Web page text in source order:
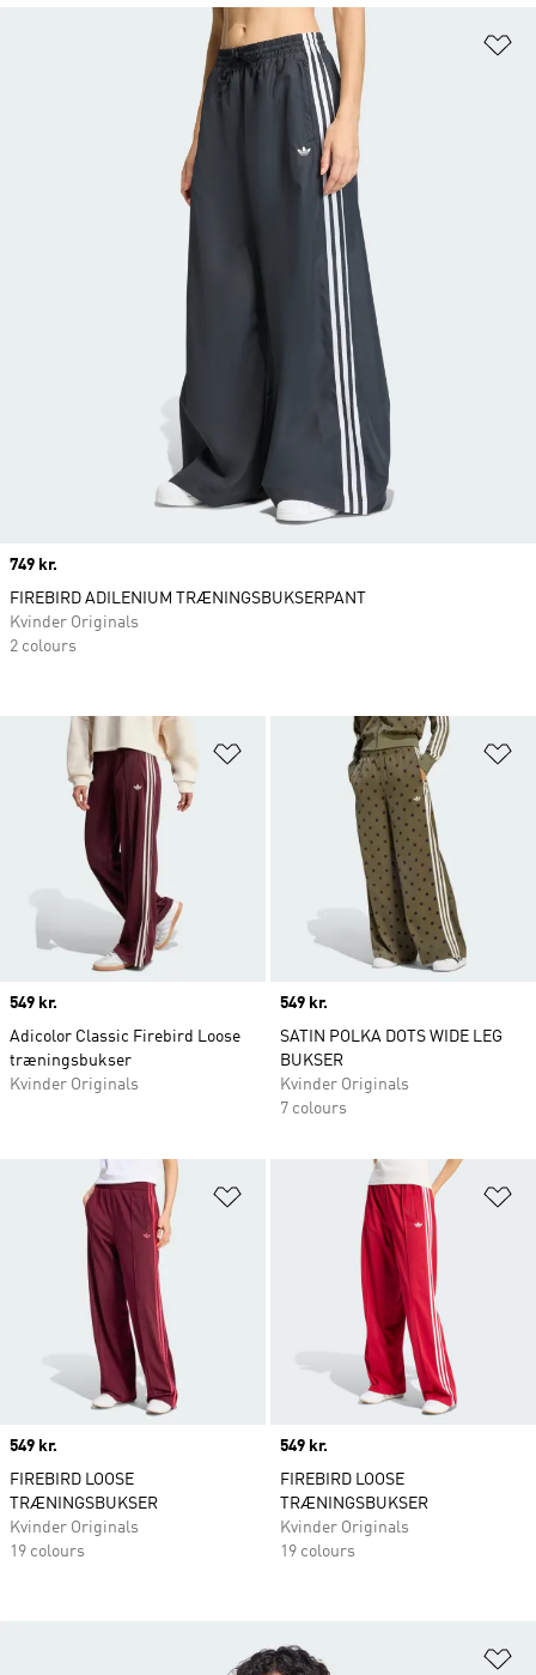
Føj til ønskeliste
Price
549 kr.
Adicolor Classic Firebird Loose
træningsbukser
Kvinder Originals
Price
549 kr.
SATIN POLKA DOTS WIDE LEG
BUKSER
Kvinder Originals
7 colours
Føj til ønskeliste
Price
549 kr.
FIREBIRD LOOSE
TRÆNINGSBUKSER
Kvinder Originals
19 colours
Price
549 kr.
FIREBIRD LOOSE
TRÆNINGSBUKSER
Kvinder Originals
19 colours
Price
749 kr.
FIREBIRD ADILENIUM TRÆNINGSBUKSERPANT
Kvinder Originals
2 colours